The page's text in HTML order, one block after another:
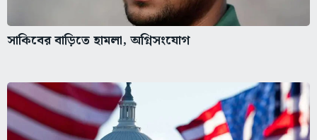
সাকিবের বাড়িতে হামলা, অগ্নিসংযোগ